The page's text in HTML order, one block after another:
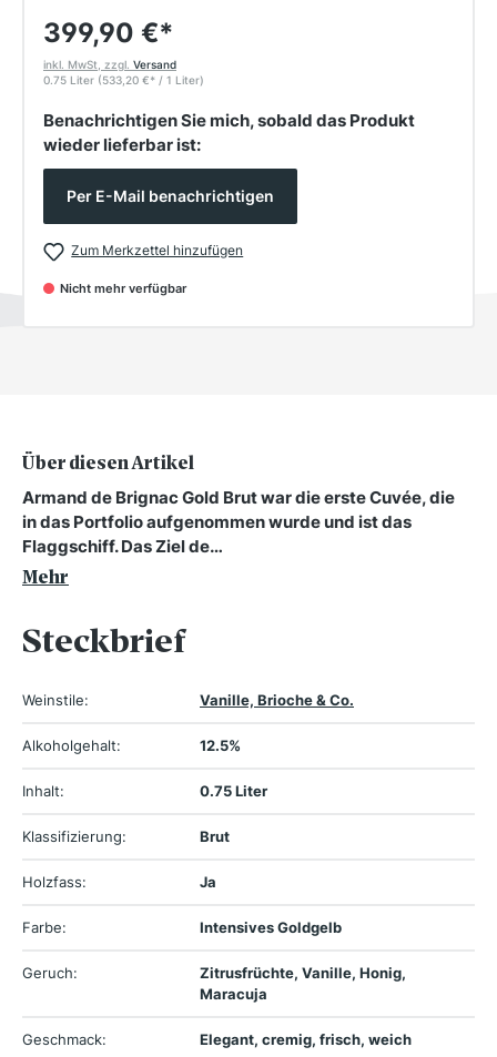
399,90 €*
inkl. MwSt, zzgl. Versand
0.75 Liter (533,20 €* / 1 Liter)
Benachrichtigen Sie mich, sobald das Produkt
wieder lieferbar ist:
Per E-Mail benachrichtigen
Zum Merkzettel hinzufügen
Nicht mehr verfügbar
Über diesen Artikel
Armand de Brignac Gold Brut war die erste Cuvée, die
in das Portfolio aufgenommen wurde und ist das
Flaggschiff. Das Ziel de…
Mehr
Steckbrief
Weinstile: Vanille, Brioche & Co.
Alkoholgehalt: 12.5%
Inhalt: 0.75 Liter
Klassifizierung: Brut
Holzfass: Ja
Farbe: Intensives Goldgelb
Geruch:
Zitrusfrüchte, Vanille, Honig,
Maracuja
Geschmack: Elegant, cremig, frisch, weich